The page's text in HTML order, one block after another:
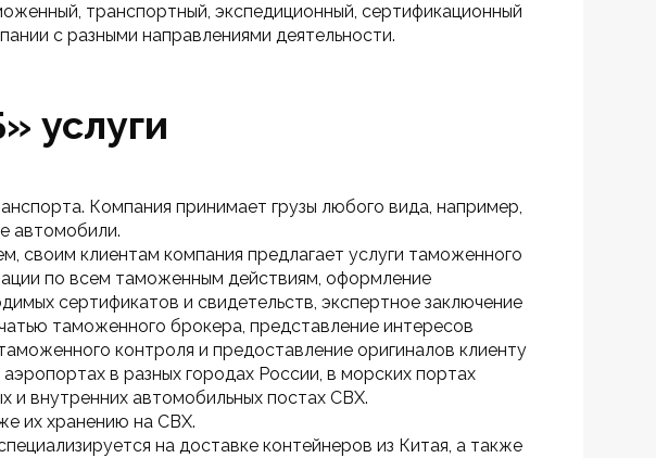
транспортный, экспедиционный, сертификационный
с разными направлениями деятельности.
услуги
Компания принимает грузы любого вида, например,
автомобили.
своим клиентам компания предлагает услуги таможенного
по всем таможенным действиям, оформление
сертификатов и свидетельств, экспертное заключение
таможенного брокера, представление интересов
контроля и предоставление оригиналов клиенту
в разных городах России, в морских портах
и внутренних автомобильных постах СВХ.
их хранению на СВХ.
на доставке контейнеров из Китая, а также